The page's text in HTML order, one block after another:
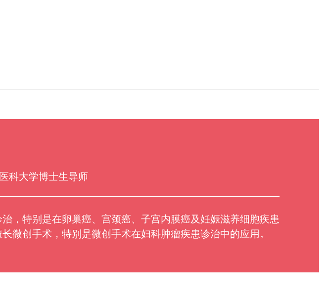
科大学博士生导师
，特别是在卵巢癌、宫颈癌、子宫内膜癌及妊娠滋养细胞疾患
微创手术，特别是微创手术在妇科肿瘤疾患诊治中的应用。